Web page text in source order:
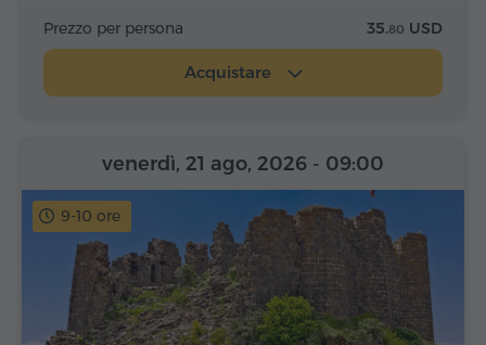
Prezzo per persona 35.80 USD
Acquistare
9-10 ore
venerdì, 21 ago, 2026 - 09:00